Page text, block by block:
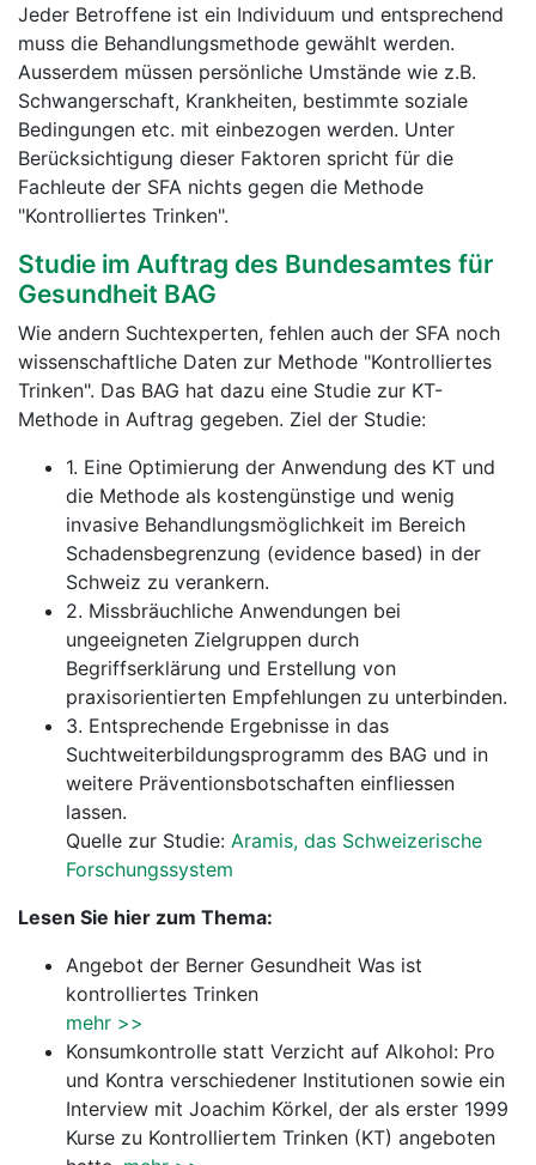
Jeder Betroffene ist ein Individuum und entsprechend
muss die Behandlungsmethode gewählt werden.
Ausserdem müssen persönliche Umstände wie z.B.
Schwangerschaft, Krankheiten, bestimmte soziale
Bedingungen etc. mit einbezogen werden. Unter
Berücksichtigung dieser Faktoren spricht für die
Fachleute der SFA nichts gegen die Methode
"Kontrolliertes Trinken".
Studie im Auftrag des Bundesamtes für
Gesundheit BAG
Wie andern Suchtexperten, fehlen auch der SFA noch
wissenschaftliche Daten zur Methode "Kontrolliertes
Trinken". Das BAG hat dazu eine Studie zur KT-
Methode in Auftrag gegeben. Ziel der Studie:
1. Eine Optimierung der Anwendung des KT und
die Methode als kostengünstige und wenig
invasive Behandlungsmöglichkeit im Bereich
Schadensbegrenzung (evidence based) in der
Schweiz zu verankern.
2. Missbräuchliche Anwendungen bei
ungeeigneten Zielgruppen durch
Begriffserklärung und Erstellung von
praxisorientierten Empfehlungen zu unterbinden.
3. Entsprechende Ergebnisse in das
Suchtweiterbildungsprogramm des BAG und in
weitere Präventionsbotschaften einfliessen
lassen.
Quelle zur Studie: Aramis, das Schweizerische
Forschungssystem
Lesen Sie hier zum Thema:
Angebot der Berner Gesundheit Was ist
kontrolliertes Trinken
mehr >>
Konsumkontrolle statt Verzicht auf Alkohol: Pro
und Kontra verschiedener Institutionen sowie ein
Interview mit Joachim Körkel, der als erster 1999
Kurse zu Kontrolliertem Trinken (KT) angeboten